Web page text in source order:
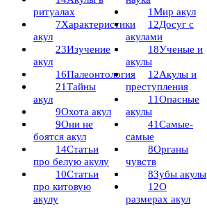
ритуалах
7Характеристики
акул
23Изучение
акул
16Палеонтология
21Тайны
акул
9Охота акул
9Они не
боятся акул
14Статьи
про белую акулу
10Статьи
про китовую
акулу
1Мир акул
12Досуг с
акулами
18Ученые и
акулы
12Акулы и
преступления
11Опасные
акулы
41Самые-
самые
8Органы
чувств
8Зубы акулы
12О
размерах акул